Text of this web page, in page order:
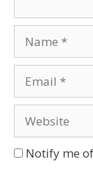
Notify me